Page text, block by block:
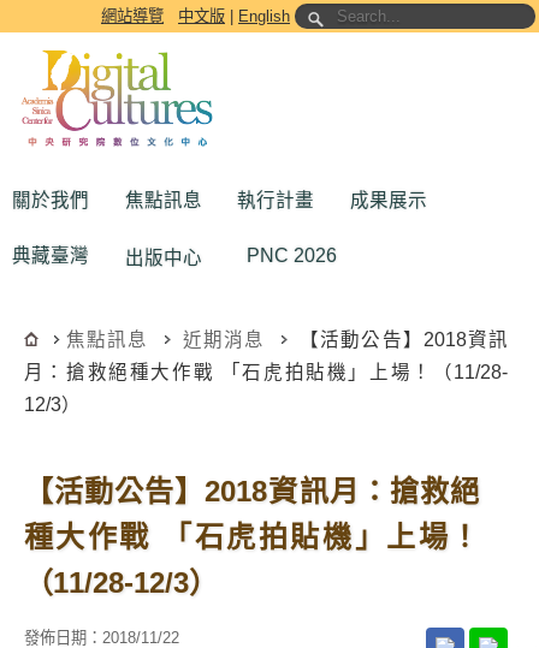
跳到主要內容區塊網站導覽 中文版 English
關於我們 焦點訊息 執行計畫 成果展示
典藏臺灣 出版中心 PNC 2026
焦點訊息 近期消息
【活動公告】2018資訊
月：搶救絕種大作戰 「石虎拍貼機」上場！（11/28-
12/3）
【活動公告】2018資訊月：搶救絕
種大作戰 「石虎拍貼機」上場！
（11/28-12/3）
發佈日期： 2018/11/22